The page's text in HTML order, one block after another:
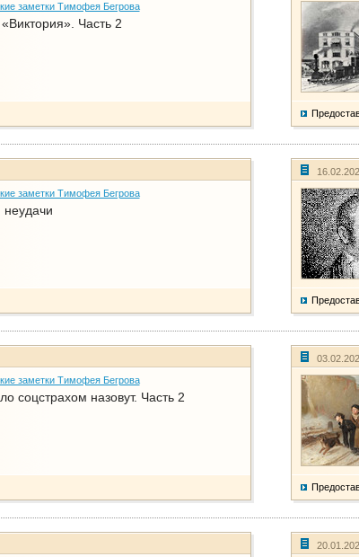
заметки Тимофея Бегрова
Часть 2
заметки Тимофея Бегрова
заметки Тимофея Бегрова
соцстрахом назовут. Часть 2